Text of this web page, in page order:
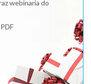
webinaria do